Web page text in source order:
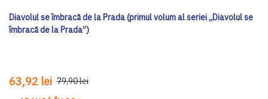
Diavolul se îmbracă de la Prada (primul volum al seriei „Diavolul se
îmbracă de la Prada”)
63,92 lei 79,90 lei